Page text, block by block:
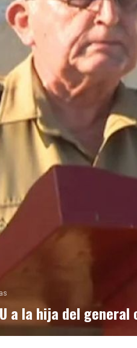
a la hija del